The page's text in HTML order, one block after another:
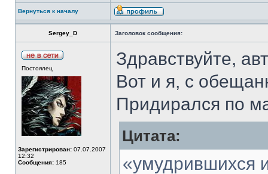
Вернуться к началу
Sergey_D Заголовок сообщения:
Постоялец
Зарегистрирован: 07.07.2007
12:32
Сообщения: 185
Здравствуйте,
Вот и я, с
Придирался по
Цитата:
«умудрившихся